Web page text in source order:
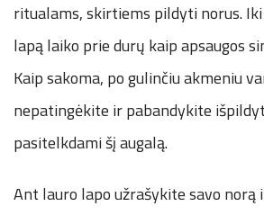
ritualams, skirtiems pildyti norus.
lapą laiko prie durų kaip apsaugos
Kaip sakoma, po gulinčiu akmeniu
nepatingėkite ir pabandykite
pasitelkdami šį augalą.
Ant lauro lapo užrašykite savo norą